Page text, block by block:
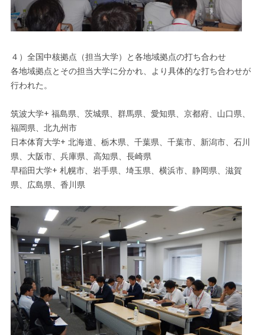
４）全国中核拠点（担当大学）と各地域拠点の打ち合わせ
各地域拠点とその担当大学に分かれ、より具体的な打ち合わせが
行われた。
筑波大学+ 福島県、茨城県、群馬県、愛知県、京都府、山口県、
福岡県、北九州市
日本体育大学+ 北海道、栃木県、千葉県、千葉市、新潟市、石川
県、大阪市、兵庫県、高知県、長崎県
早稲田大学+ 札幌市、岩手県、埼玉県、横浜市、静岡県、滋賀
県、広島県、香川県